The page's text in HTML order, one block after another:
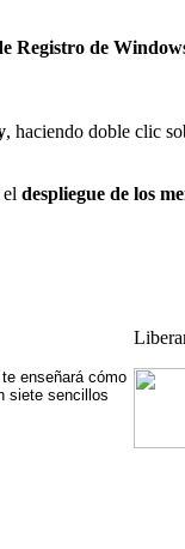
Registro de
, haciendo doble clic
despliegue de los
enseñará cómo
siete sencillos